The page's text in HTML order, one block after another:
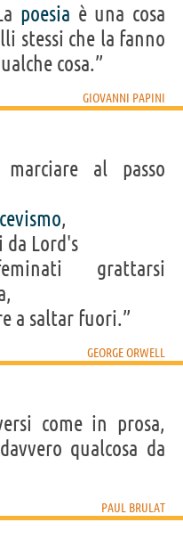
poesia è una cosa
stessi che la fanno
cosa.”
GIOVANNI PAPINI
marciare al passo
,
Lord's
grattarsi
a saltar fuori.”
GEORGE ORWELL
come in prosa,
qualcosa da
PAUL BRULAT